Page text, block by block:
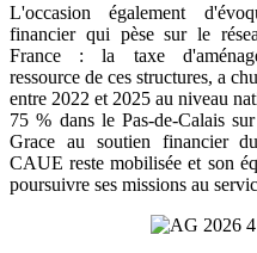
L'occasion également
financier qui pèse sur le
France : la taxe
ressource de ces structures, a
entre 2022 et 2025 au niveau
75 % dans le Pas-de-Calais
Grace au soutien financier
CAUE reste mobilisée et son
poursuivre ses missions au